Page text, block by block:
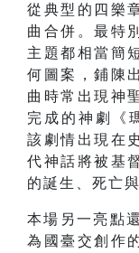
從典型的四樂
曲合併。最特
主題都相當簡
何圖案，鋪陳
曲時常出現神
完成的神劇《
該劇情出現在
代神話將被基
的誕生、死亡
本場另一亮點
為國臺交創作